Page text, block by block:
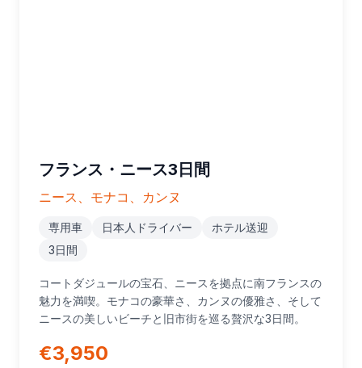
フランス・ニース3日間
ニース、モナコ、カンヌ
専用車 日本人ドライバー
ホテル送迎
3日間
コートダジュールの宝石、ニースを拠点に南フランスの
魅力を満喫。モナコの豪華さ、カンヌの優雅さ、そして
ニースの美しいビーチと旧市街を巡る贅沢な3日間。
€3,950